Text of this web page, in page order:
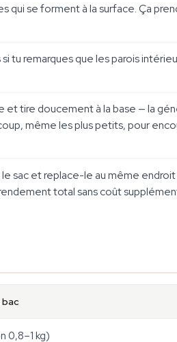
se forment à la surface. Ça
tu remarques que les parois
et tire doucement à la base — la
même les plus petits, pour
sac et replace-le au même endroit
total sans coût
0,8–1 kg)